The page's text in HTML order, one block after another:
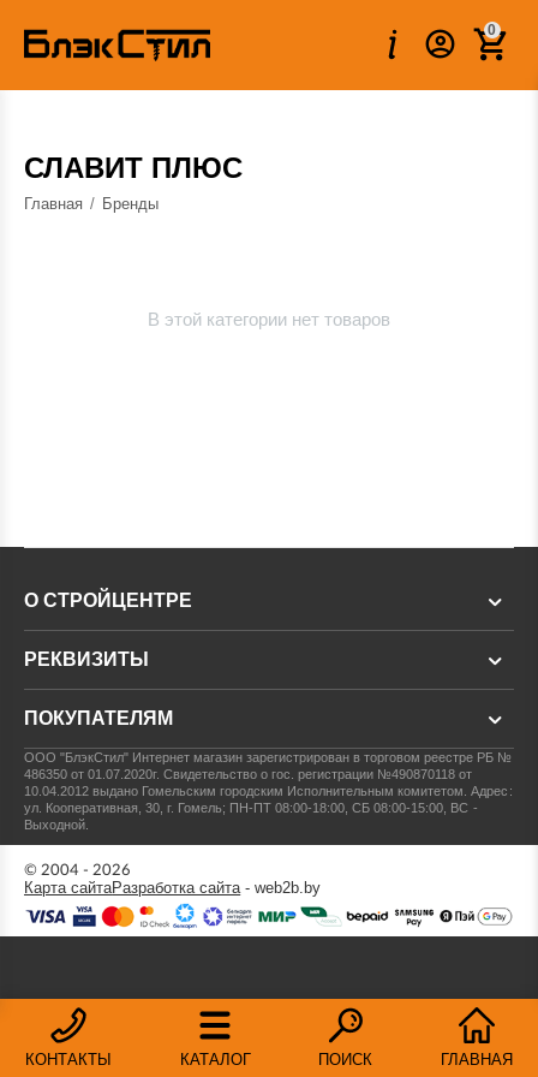
0
СЛАВИТ ПЛЮС
Главная / Бренды
В этой категории нет товаров
КОНТАКТЫ КАТАЛОГ ПОИСК ГЛАВНАЯ
О СТРОЙЦЕНТРЕ
РЕКВИЗИТЫ
ПОКУПАТЕЛЯМ
ООО "БлэкСтил" Интернет магазин зарегистрирован в торговом реестре РБ №
486350 от 01.07.2020г.Свидетельство о гос. регистрации №490870118 от
10.04.2012 выдано Гомельским городским Исполнительным комитетом.Адрес:
ул. Кооперативная, 30, г. Гомель; ПН-ПТ 08:00-18:00, СБ 08:00-15:00, ВС -
Выходной.
© 2004 - 2026
Карта сайтаРазработка сайта- web2b.by